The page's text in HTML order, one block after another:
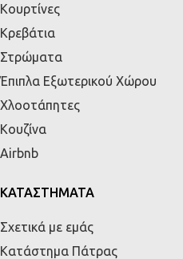
Κουρτίνες
Κρεβάτια
Στρώματα
Έπιπλα Εξωτερικού Χώρου
Χλοοτάπητες
Κουζίνα
Airbnb
ΚΑΤΑΣΤΗΜΑΤΑ
Σχετικά με εμάς
Κατάστημα Πάτρας